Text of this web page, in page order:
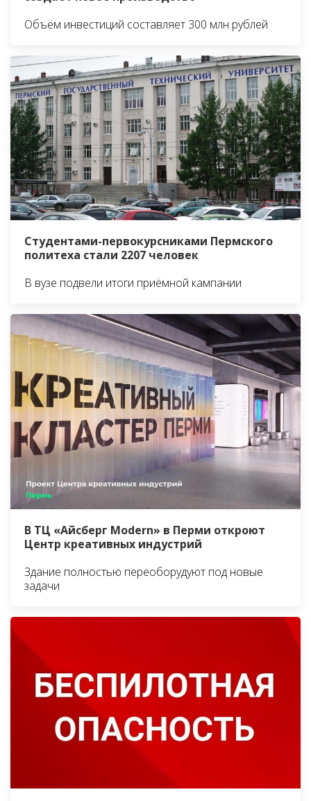
Объём инвестиций составляет 300 млн рублей
Студентами-первокурсниками Пермского
политеха стали 2207 человек
В вузе подвели итоги приёмной кампании
В ТЦ «Айсберг Modern» в Перми откроют
Центр креативных индустрий
Здание полностью переоборудуют под новые
задачи